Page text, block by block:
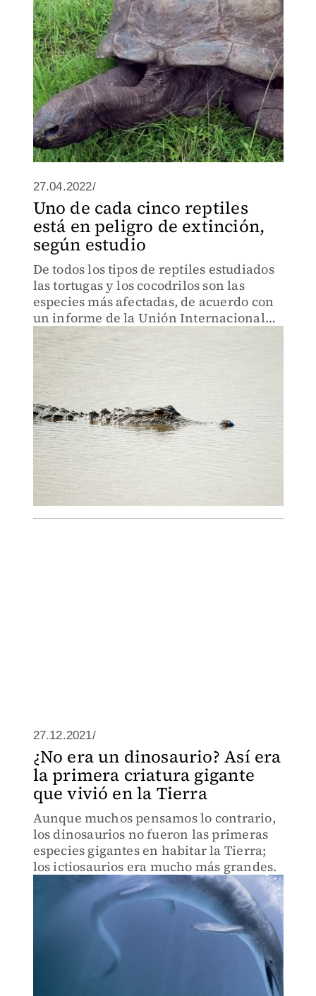
27.04.2022/
Uno de cada cinco reptiles
está en peligro de extinción,
según estudio
De todos los tipos de reptiles estudiados
las tortugas y los cocodrilos son las
especies más afectadas, de acuerdo con
un informe de la Unión Internacional
para la Conservación de la Naturaleza.
27.12.2021/
¿No era un dinosaurio? Así era
la primera criatura gigante
que vivió en la Tierra
Aunque muchos pensamos lo contrario,
los dinosaurios no fueron las primeras
especies gigantes en habitar la Tierra;
los ictiosaurios era mucho más grandes.